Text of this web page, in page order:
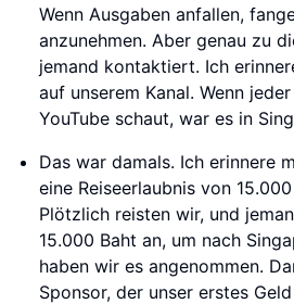
Wenn Ausgaben anfallen,
anzunehmen. Aber genau zu
jemand kontaktiert. Ich
auf unserem Kanal. Wenn
YouTube schaut, war es in
Das war damals. Ich erinnere
eine Reiseerlaubnis von
Plötzlich reisten wir, und
15.000 Baht an, um nach
haben wir es angenommen.
Sponsor, der unser erstes